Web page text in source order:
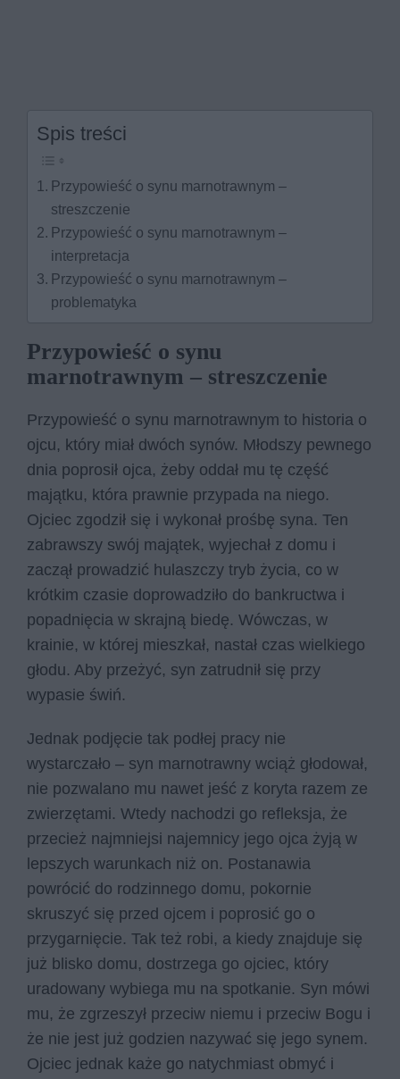
Spis treści
Przypowieść o synu marnotrawnym –
streszczenie
Przypowieść o synu marnotrawnym –
interpretacja
Przypowieść o synu marnotrawnym –
problematyka
Przypowieść o synu
marnotrawnym – streszczenie
Przypowieść o synu marnotrawnym to historia o
ojcu, który miał dwóch synów. Młodszy pewnego
dnia poprosił ojca, żeby oddał mu tę część
majątku, która prawnie przypada na niego.
Ojciec zgodził się i wykonał prośbę syna. Ten
zabrawszy swój majątek, wyjechał z domu i
zaczął prowadzić hulaszczy tryb życia, co w
krótkim czasie doprowadziło do bankructwa i
popadnięcia w skrajną biedę. Wówczas, w
krainie, w której mieszkał, nastał czas wielkiego
głodu. Aby przeżyć, syn zatrudnił się przy
wypasie świń.
Jednak podjęcie tak podłej pracy nie
wystarczało – syn marnotrawny wciąż głodował,
nie pozwalano mu nawet jeść z koryta razem ze
zwierzętami. Wtedy nachodzi go refleksja, że
przecież najmniejsi najemnicy jego ojca żyją w
lepszych warunkach niż on. Postanawia
powrócić do rodzinnego domu, pokornie
skruszyć się przed ojcem i poprosić go o
przygarnięcie. Tak też robi, a kiedy znajduje się
już blisko domu, dostrzega go ojciec, który
uradowany wybiega mu na spotkanie. Syn mówi
mu, że zgrzeszył przeciw niemu i przeciw Bogu i
że nie jest już godzien nazywać się jego synem.
Ojciec jednak każe go natychmiast obmyć i